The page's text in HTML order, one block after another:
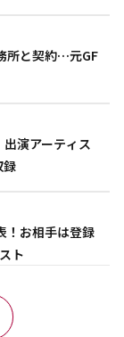
所と契約…元GF
演アーティス
録
！お相手は登録
ト